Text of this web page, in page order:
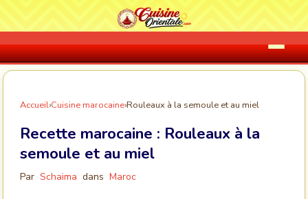
Accueil›Cuisine marocaine›Rouleaux à la semoule et au miel
Recette marocaine : Rouleaux à la
semoule et au miel
Par Schaima dans Maroc